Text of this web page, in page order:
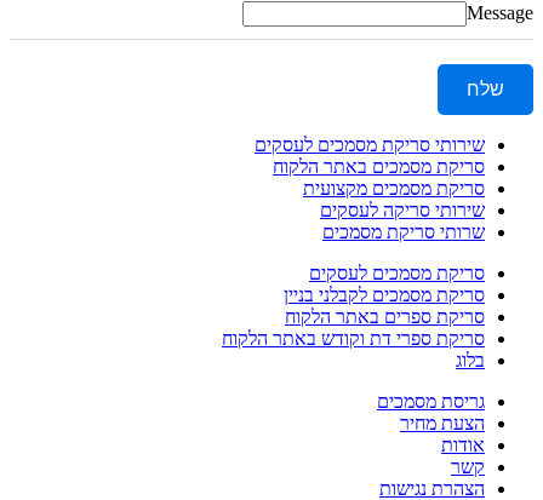
Message
שלח
שירותי סריקת מסמכים לעסקים
סריקת מסמכים באתר הלקוח
סריקת מסמכים מקצועית
שירותי סריקה לעסקים
שרותי סריקת מסמכים
סריקת מסמכים לעסקים
סריקת מסמכים לקבלני בניין
סריקת ספרים באתר הלקוח
סריקת ספרי דת וקודש באתר הלקוח
בלוג
גריסת מסמכים
הצעת מחיר
אודות
קשר
הצהרת נגישות